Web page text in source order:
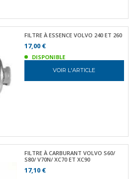
FILTRE À ESSENCE VOLVO 240 ET 260
17,00 €
DISPONIBLE
VOIR L'ARTICLE
FILTRE À CARBURANT VOLVO S60/
S80/ V70N/ XC70 ET XC90
17,10 €